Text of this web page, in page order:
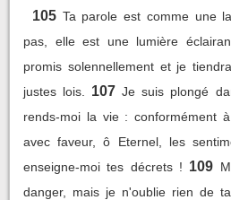
105 Ta parole est comme une
pas, elle est une lumière
promis solennellement et je
justes lois.
107 Je suis plongé
rends-moi la vie : conformément
avec faveur, ô Eternel, les
enseigne-moi tes décrets ! 109
danger, mais je n'oublie rien de